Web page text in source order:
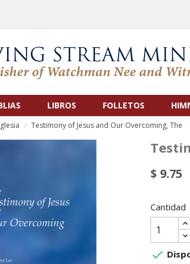
LIBROS FOLLETOS
Testimony of Jesus and Our Overcoming, The
$ 9.75
Cantidad
